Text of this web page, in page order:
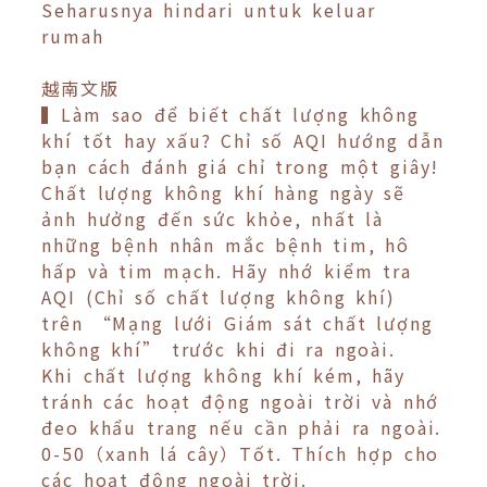
Seharusnya hindari untuk keluar
rumah
越南文版
▍Làm sao để biết chất lượng không
khí tốt hay xấu? Chỉ số AQI hướng dẫn
bạn cách đánh giá chỉ trong một giây!
Chất lượng không khí hàng ngày sẽ
ảnh hưởng đến sức khỏe, nhất là
những bệnh nhân mắc bệnh tim, hô
hấp và tim mạch. Hãy nhớ kiểm tra
AQI (Chỉ số chất lượng không khí)
trên “Mạng lưới Giám sát chất lượng
không khí” trước khi đi ra ngoài.
Khi chất lượng không khí kém, hãy
tránh các hoạt động ngoài trời và nhớ
đeo khẩu trang nếu cần phải ra ngoài.
0-50（xanh lá cây）Tốt. Thích hợp cho
các hoạt động ngoài trời.